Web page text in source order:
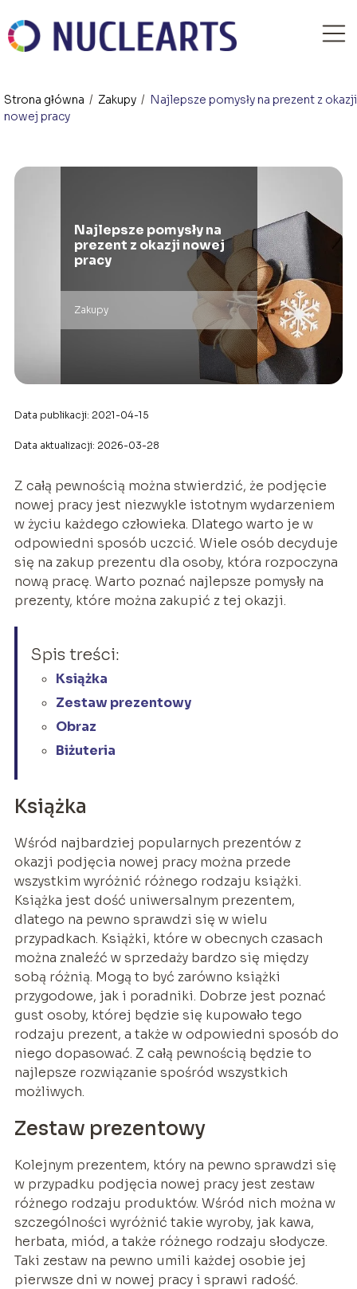
Strona główna / Zakupy / Najlepsze pomysły na prezent z okazji
nowej pracy
Najlepsze pomysły na
prezent z okazji nowej
pracy
Zakupy
Data publikacji: 2021-04-15
Data aktualizacji: 2026-03-28
Z całą pewnością można stwierdzić, że podjęcie
nowej pracy jest niezwykle istotnym wydarzeniem
w życiu każdego człowieka. Dlatego warto je w
odpowiedni sposób uczcić. Wiele osób decyduje
się na zakup prezentu dla osoby, która rozpoczyna
nową pracę. Warto poznać najlepsze pomysły na
prezenty, które można zakupić z tej okazji.
Spis treści:
Książka
Zestaw prezentowy
Obraz
Biżuteria
Książka
Wśród najbardziej popularnych prezentów z
okazji podjęcia nowej pracy można przede
wszystkim wyróżnić różnego rodzaju książki.
Książka jest dość uniwersalnym prezentem,
dlatego na pewno sprawdzi się w wielu
przypadkach. Książki, które w obecnych czasach
można znaleźć w sprzedaży bardzo się między
sobą różnią. Mogą to być zarówno książki
przygodowe, jak i poradniki. Dobrze jest poznać
gust osoby, której będzie się kupowało tego
rodzaju prezent, a także w odpowiedni sposób do
niego dopasować. Z całą pewnością będzie to
najlepsze rozwiązanie spośród wszystkich
możliwych.
Zestaw prezentowy
Kolejnym prezentem, który na pewno sprawdzi się
w przypadku podjęcia nowej pracy jest zestaw
różnego rodzaju produktów. Wśród nich można w
szczególności wyróżnić takie wyroby, jak kawa,
herbata, miód, a także różnego rodzaju słodycze.
Taki zestaw na pewno umili każdej osobie jej
pierwsze dni w nowej pracy i sprawi radość.